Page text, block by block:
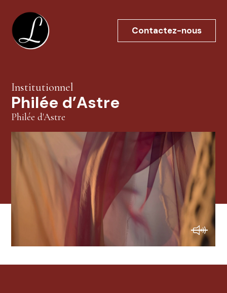
contenu
Contactez-nous
Institutionnel
Philée d’Astre
Philée d'Astre